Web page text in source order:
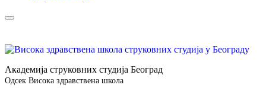
Академија струковних студија Београд
Одсек Висока здравствена школа